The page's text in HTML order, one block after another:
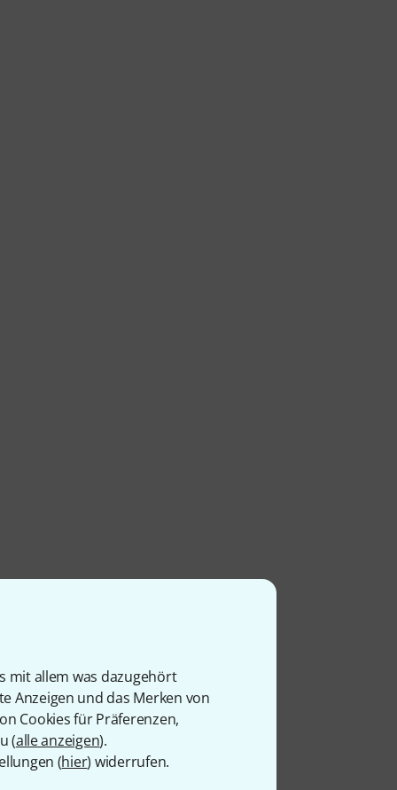
mit allem was dazugehört
Anzeigen und das Merken von
Cookies für Präferenzen,
(alle anzeigen).
(hier) widerrufen.